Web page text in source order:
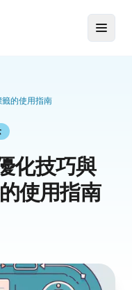
的使用指南
化技巧與
使用指南